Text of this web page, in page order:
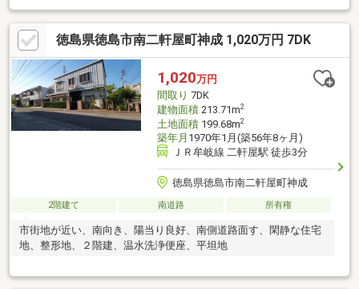
徳島県徳島市南二軒屋町神成 1,020万円 7DK
1,020万円
間取り 7DK
建物面積213.71m2
土地面積199.68m2
築年月 1970年1月(築56年8ヶ月)
ＪＲ牟岐線 二軒屋駅 徒歩3分
徳島県徳島市南二軒屋町神成
2階建て 南道路 所有権
市街地が近い、南向き、陽当り良好、南側道路面す、閑静な住宅
地、整形地、２階建、温水洗浄便座、平坦地